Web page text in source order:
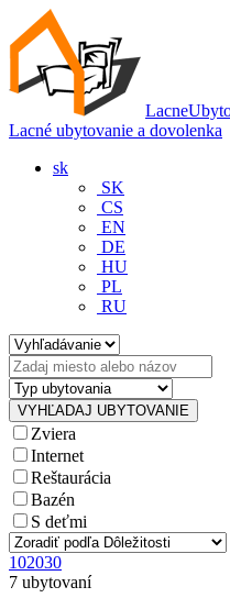
Lacné ubytovanie a dovolenka
sk
SK
CS
EN
DE
HU
PL
RU
Zviera
Internet
Reštaurácia
Bazén
S deťmi
102030
7 ubytovaní